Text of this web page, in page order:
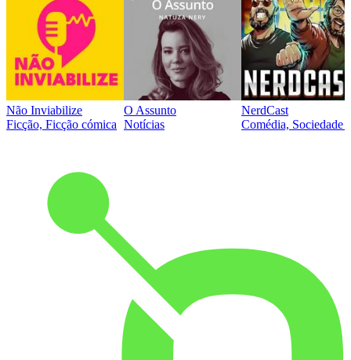
Não Inviabilize
Ficção, Ficção cómica
O Assunto
Notícias
NerdCast
Comédia, Sociedade